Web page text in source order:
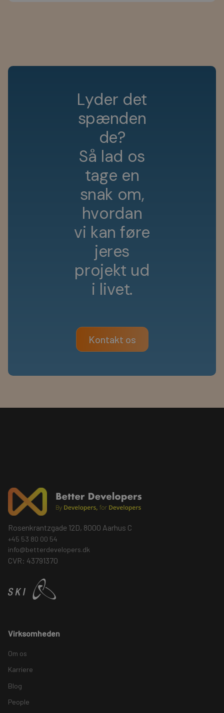
Lyder det
spænden
de?
Så lad os
tage en
snak om,
hvordan
vi kan føre
jeres
projekt ud
i livet.
Kontakt os
Rosenkrantzgade 12D, 8000 Aarhus C
+45 53 80 00 54
info@betterdevelopers.dk
CVR: 43791370
Virksomheden
Om os
Karriere
Blog
People